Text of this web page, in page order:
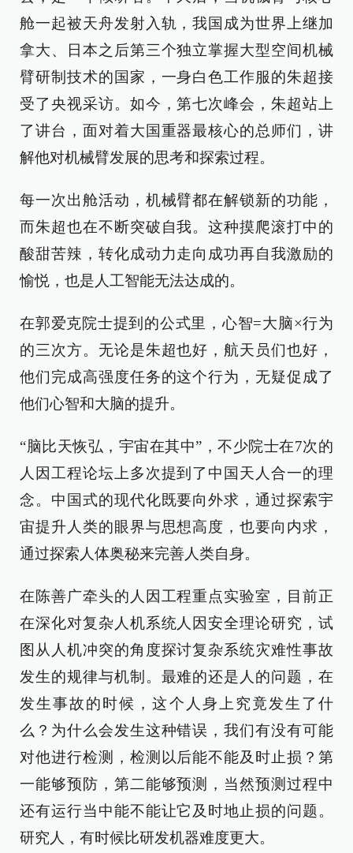
舱一起被天舟发射入轨，我国成为世界上继加
拿大、日本之后第三个独立掌握大型空间机械
臂研制技术的国家，一身白色工作服的朱超接
受了央视采访。如今，第七次峰会，朱超站上
了讲台，面对着大国重器最核心的总师们，讲
解他对机械臂发展的思考和探索过程。
每一次出舱活动，机械臂都在解锁新的功能，
而朱超也在不断突破自我。这种摸爬滚打中的
酸甜苦辣，转化成动力走向成功再自我激励的
愉悦，也是人工智能无法达成的。
在郭爱克院士提到的公式里，心智=大脑×行为
的三次方。无论是朱超也好，航天员们也好，
他们完成高强度任务的这个行为，无疑促成了
他们心智和大脑的提升。
“脑比天恢弘，宇宙在其中”，不少院士在7次的
人因工程论坛上多次提到了中国天人合一的理
念。中国式的现代化既要向外求，通过探索宇
宙提升人类的眼界与思想高度，也要向内求，
通过探索人体奥秘来完善人类自身。
在陈善广牵头的人因工程重点实验室，目前正
在深化对复杂人机系统人因安全理论研究，试
图从人机冲突的角度探讨复杂系统灾难性事故
发生的规律与机制。最难的还是人的问题，在
发生事故的时候，这个人身上究竟发生了什
么？为什么会发生这种错误，我们有没有可能
对他进行检测，检测以后能不能及时止损？第
一能够预防，第二能够预测，当然预测过程中
还有运行当中能不能让它及时地止损的问题。
研究人，有时候比研发机器难度更大。